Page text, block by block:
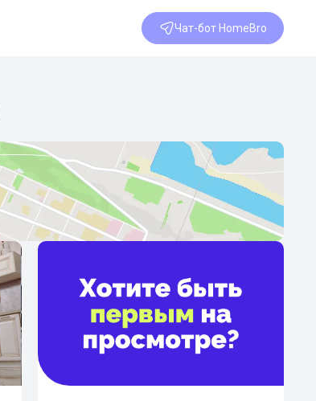
Чат-бот HomeBro